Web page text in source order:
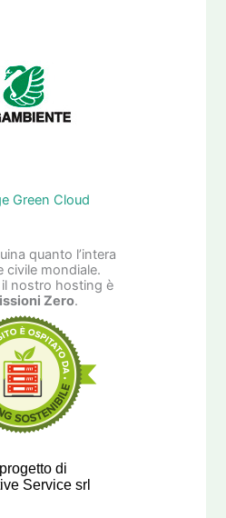
quanto l’intera
civile mondiale.
il nostro hosting è
Zero.
di
Service srl